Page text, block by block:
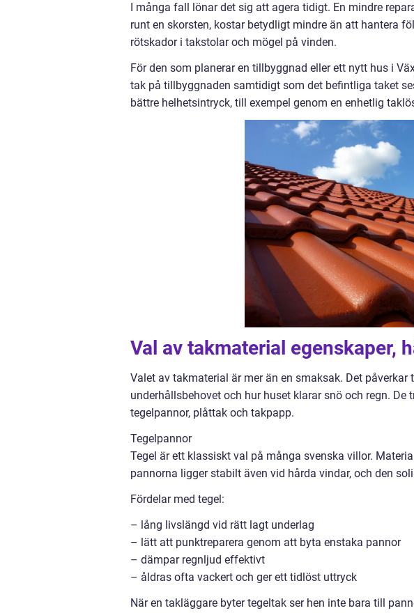
I många fall lönar det sig att agera tidigt. En mindre
runt en skorsten, kostar betydligt mindre än att hantera
rötskador i takstolar och mögel på vinden.
För den som planerar en tillbyggnad eller ett nytt hus i
tak på tillbyggnaden samtidigt som det befintliga taket
bättre helhetsintryck, till exempel genom en enhetlig
Val av takmaterial egenskaper,
Valet av takmaterial är mer än en smaksak. Det
underhållsbehovet och hur huset klarar snö och regn.
tegelpannor, plåttak och takpapp.
Tegelpannor
Tegel är ett klassiskt val på många svenska villor.
pannorna ligger stabilt även vid hårda vindar, och den
Fördelar med tegel:
– lång livslängd vid rätt lagt underlag
– lätt att punktreparera genom att byta enstaka pannor
– dämpar regnljud effektivt
– åldras ofta vackert och ger ett tidlöst uttryck
När en takläggare byter tegeltak ser hen inte bara till